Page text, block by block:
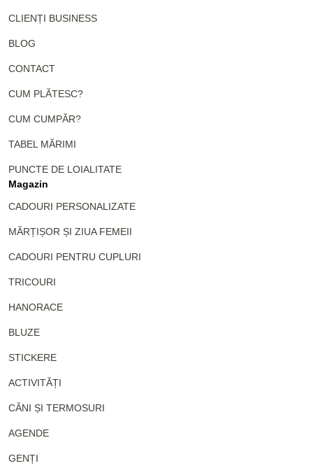
CLIENȚI BUSINESS
BLOG
CONTACT
CUM PLĂTESC?
CUM CUMPĂR?
TABEL MĂRIMI
PUNCTE DE LOIALITATE
Magazin
CADOURI PERSONALIZATE
MĂRȚIȘOR ȘI ZIUA FEMEII
CADOURI PENTRU CUPLURI
TRICOURI
HANORACE
BLUZE
STICKERE
ACTIVITĂȚI
CĂNI ȘI TERMOSURI
AGENDE
GENȚI